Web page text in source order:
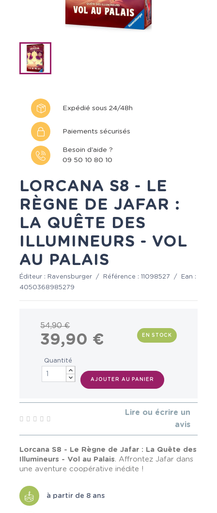
Expédié sous 24/48h
Paiements sécurisés
Besoin d'aide ?
09 50 10 80 10
LORCANA S8 - LE
RÈGNE DE JAFAR :
LA QUÊTE DES
ILLUMINEURS - VOL
AU PALAIS
Éditeur : Ravensburger / Référence : 11098527 /
Ean :
4050368985279
54,90 €
39,90 € EN STOCK
Quantité
AJOUTER AU PANIER
Lire ou écrire un
avis
Lorcana S8 - Le Règne de Jafar : La Quête des
Illumineurs - Vol au Palais. Affrontez Jafar dans
une aventure coopérative inédite !
à partir de 8 ans